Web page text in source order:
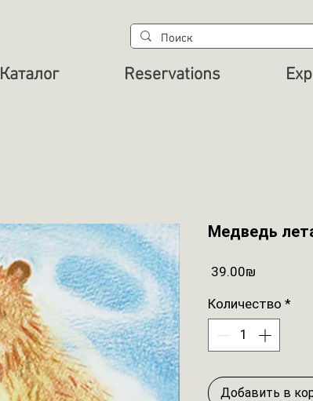
Каталог Reservations
Медведь
‏39.00 ‏₪
Количество *
Добавить в